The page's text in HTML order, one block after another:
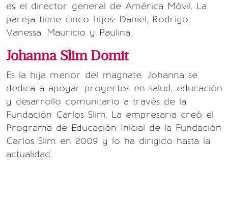
es el director general de América Móvil. La
pareja tiene cinco hijos: Daniel, Rodrigo,
Vanessa, Mauricio y Paulina.
Johanna Slim Domit
Es la hija menor del magnate. Johanna se
dedica a apoyar proyectos en salud, educación
y desarrollo comunitario a través de la
Fundación Carlos Slim. La empresaria creó el
Programa de Educación Inicial de la Fundación
Carlos Slim en 2009 y lo ha dirigido hasta la
actualidad.